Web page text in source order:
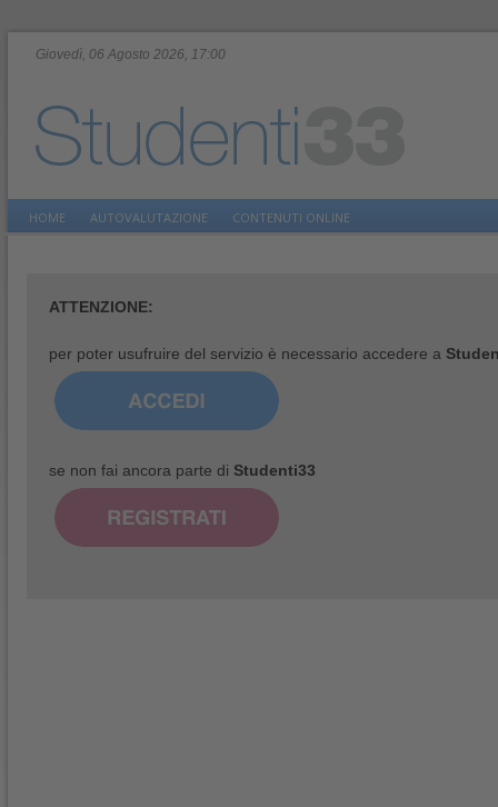
Giovedì, 06 Agosto 2026, 17:00
HOME AUTOVALUTAZIONE CONTENUTI ONLINE
ATTENZIONE:
per poter usufruire del servizio è necessario accedere a
se non fai ancora parte di Studenti33